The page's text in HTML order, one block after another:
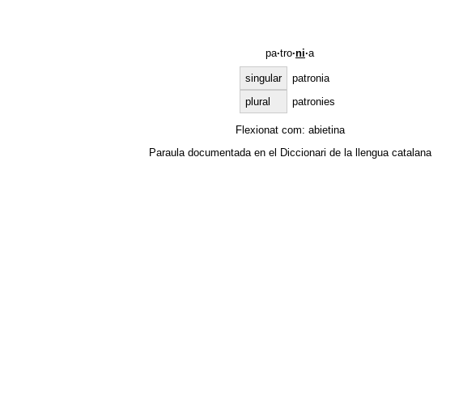
pa·tro·ni·a
singular
patronia
plural
patronies
Flexionat com: abietina
Paraula documentada en el Diccionari de la llengua catalana